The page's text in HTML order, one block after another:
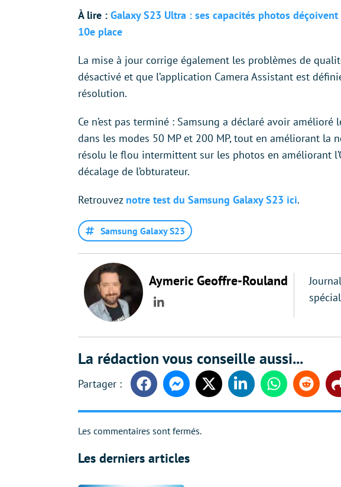
À lire : Galaxy S23 Ultra : ses capacités photos
10e place
La mise à jour corrige également les problèmes de
désactivé et que l’application Camera Assistant est
résolution.
Ce n’est pas terminé : Samsung a déclaré avoir
dans les modes 50 MP et 200 MP, tout en améliorant la
résolu le flou intermittent sur les photos en améliorant
décalage de l’obturateur.
Retrouvez notre test du Samsung Galaxy S23 ici.
Samsung Galaxy S23
Aymeric Geoffre-Rouland
LinkedIn
La rédaction vous conseille aussi...
FacebookMessengerTwitter LinkedinWhatsappReddit
Les commentaires sont fermés.
Les derniers articles